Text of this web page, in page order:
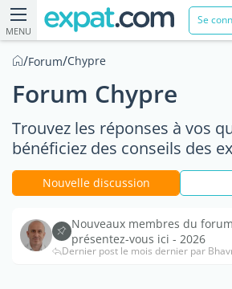
MENU
Se
/Forum/Chypre
Forum Chypre
Trouvez les réponses à vos
bénéficiez des conseils des
Nouvelle discussion
Nouveaux membres du
présentez-vous ici - 2026
Dernier post le mois dernier par